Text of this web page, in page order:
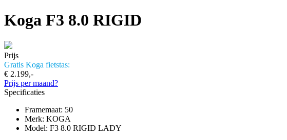
Koga F3 8.0 RIGID
Prijs
Gratis Koga fietstas:
€ 2.199,-
Prijs per maand?
Specificaties
Framemaat: 50
Merk: KOGA
Model: F3 8.0 RIGID LADY